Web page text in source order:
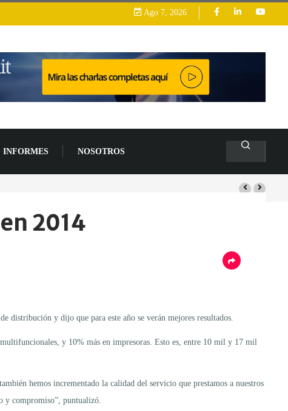
Ago 7, 2026
INFORMES NOSOTROS
2014
distribución y dijo que para este año se verán mejores resultados.
y 10% más en impresoras. Esto es, entre 10 mil y 17 mil
hemos incrementado la calidad del servicio que prestamos a nuestros
y compromiso”, puntualizó.